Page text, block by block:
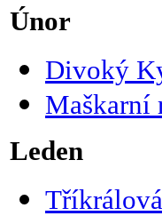
Únor
Divoký
Maškarní
Leden